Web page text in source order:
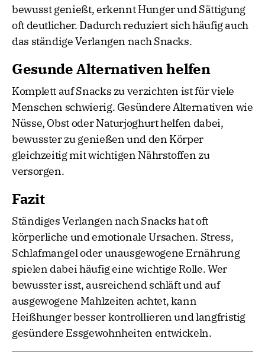
bewusst genießt, erkennt Hunger und Sättigung
oft deutlicher. Dadurch reduziert sich häufig auch
das ständige Verlangen nach Snacks.
Gesunde Alternativen helfen
Komplett auf Snacks zu verzichten ist für viele
Menschen schwierig. Gesündere Alternativen wie
Nüsse, Obst oder Naturjoghurt helfen dabei,
bewusster zu genießen und den Körper
gleichzeitig mit wichtigen Nährstoffen zu
versorgen.
Fazit
Ständiges Verlangen nach Snacks hat oft
körperliche und emotionale Ursachen. Stress,
Schlafmangel oder unausgewogene Ernährung
spielen dabei häufig eine wichtige Rolle. Wer
bewusster isst, ausreichend schläft und auf
ausgewogene Mahlzeiten achtet, kann
Heißhunger besser kontrollieren und langfristig
gesündere Essgewohnheiten entwickeln.